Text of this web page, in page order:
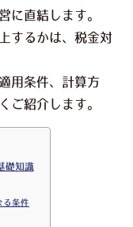
に直結します。
するかは、税金対
用条件、計算方
ご紹介します。
礎知識
る条件